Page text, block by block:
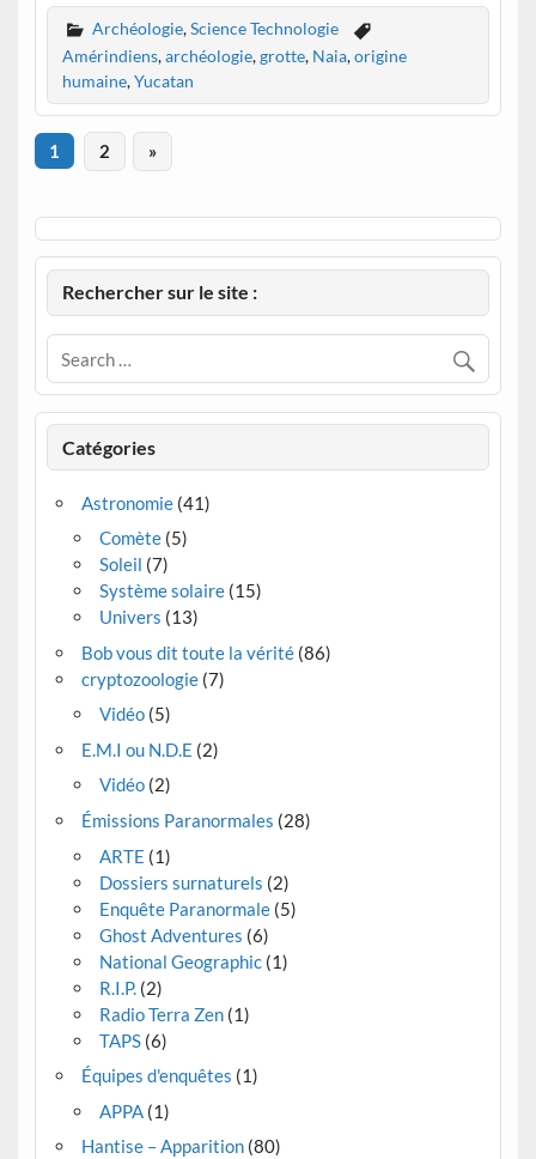
Archéologie,Science Technologie
Amérindiens,archéologie,grotte, Naia,origine
humaine,Yucatan
1 2 »
Rechercher sur le site :
Catégories
Astronomie(41)
Comète(5)
Soleil (7)
Système solaire(15)
Univers (13)
Bob vous dit toute la vérité(86)
cryptozoologie(7)
Vidéo(5)
E.M.I ou N.D.E (2)
Vidéo(2)
Émissions Paranormales (28)
ARTE (1)
Dossiers surnaturels (2)
Enquête Paranormale(5)
Ghost Adventures (6)
National Geographic(1)
R.I.P.(2)
Radio Terra Zen(1)
TAPS(6)
Équipes d'enquêtes (1)
APPA(1)
Hantise – Apparition(80)